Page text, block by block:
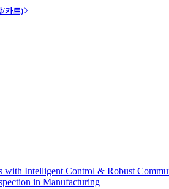
/카트)
with Intelligent Control & Robust
in Manufacturing